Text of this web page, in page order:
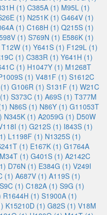
(1) C385A (1) M95L (1)
(1) N251K (1) G464V (1)
(1) C168H (1) Q215S (1)
(1) S769N (1) E586K (1)
T12W (1) Y641S (1) F129L (1)
(1) C383R (1) Y641H (1)
(1) H1047Y (1) M1268T
(1) V481F (1) S1612C
G106R (1) S131F (1) W21C
S373C (1) A69S (1) T377M
N86S (1) N86Y (1) G11053T
N345K (1) A2059G (1) D50W
(1) G212S (1) I843S (1)
L1198F (1) N1325S (1)
(1) E167K (1) G1764A
M34T (1) G401S (1) A2142C
D76N (1) E384G (1) V249I
(1) A687V (1) A119S (1)
S9C (1) C182A (1) S9G (1)
R1644H (1) S1900A (1)
K15210D (1) G82S (1) V18M